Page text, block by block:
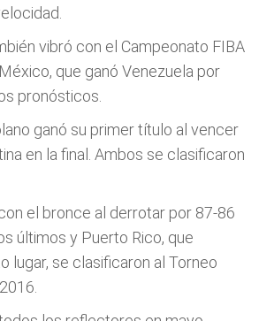
vibró con el Campeonato FIBA
que ganó Venezuela por
pronósticos.
ganó su primer título al vencer
en la final. Ambos se clasificaron
el bronce al derrotar por 87-86
últimos y Puerto Rico, que
lugar, se clasificaron al Torneo